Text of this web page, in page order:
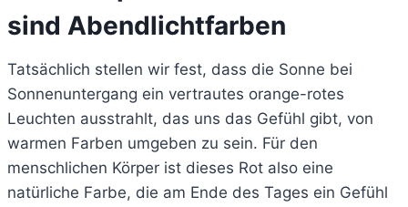
sind Abendlichtfarben
Tatsächlich stellen wir fest, dass die Sonne bei
Sonnenuntergang ein vertrautes orange-rotes
Leuchten ausstrahlt, das uns das Gefühl gibt, von
warmen Farben umgeben zu sein. Für den
menschlichen Körper ist dieses Rot also eine
natürliche Farbe, die am Ende des Tages ein Gefühl